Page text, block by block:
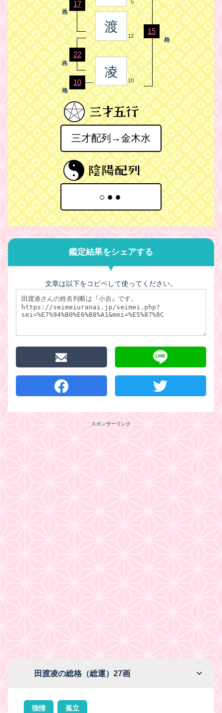
5
渡
12
17
22
凌
10
10
15
三才配列→金木水
○●●
鑑定結果をシェアする
文章は以下をコピペして使ってください。
スポンサーリンク
田渡凌の総格（総運）27画
強情 孤立